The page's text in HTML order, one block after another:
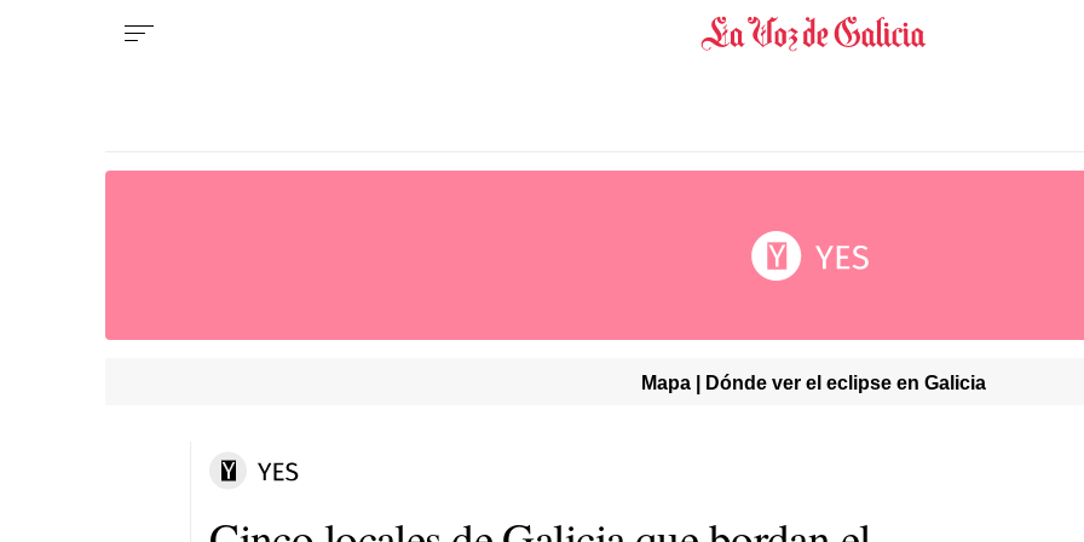
Mapa | Dónde ver el eclipse en Galicia